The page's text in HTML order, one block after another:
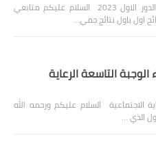
نتائج السادس ابتدائي الدور الاول 2023 السلام عليكم متابعي
اول باول نتائج جمي…
التاسعة الرعاية
الاجتماعية السلام عليكم ورحمه الله
الذي …